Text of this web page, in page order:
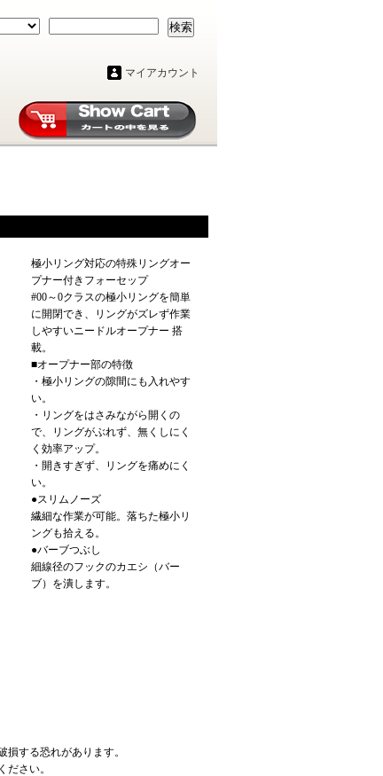
検索
マイアカウント
極小リング対応の特殊リングオー
プナー付きフォーセップ
#00～0クラスの極小リングを簡単
に開閉でき、リングがズレず作業
しやすいニードルオープナー 搭
載。
■オープナー部の特徴
・極小リングの隙間にも入れやす
い。
・リングをはさみながら開くの
で、リングがぶれず、無くしにく
く効率アップ。
・開きすぎず、リングを痛めにく
い。
●スリムノーズ
繊細な作業が可能。落ちた極小リ
ングも拾える。
●バーブつぶし
細線径のフックのカエシ（バー
ブ）を潰します。
する恐れがあります。
ださい。